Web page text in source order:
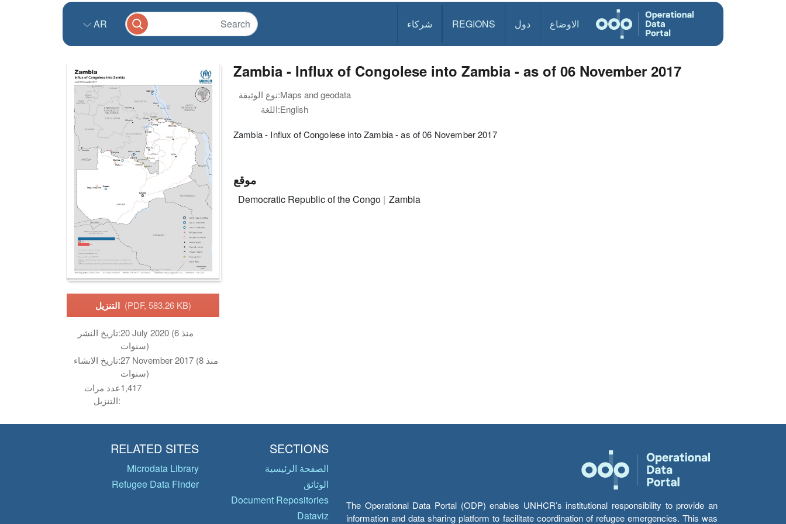
الاوضاع دول REGIONS شركاء AR
التنزيل (PDF, 583.26 KB)
تاريخ النشر:20 July 2020 (منذ 6
سنوات)
تاريخ الانشاء:27 November 2017 (منذ 8
سنوات)
عدد مرات
التنزيل:
1,417
Zambia - Influx of Congolese into Zambia - as of 06 November 2017
نوع الوثيقة:Maps and geodata
اللغة:English
Zambia - Influx of Congolese into Zambia - as of 06 November 2017
موقع
Democratic Republic of the Congo Zambia
The Operational Data Portal (ODP) enables UNHCR’s institutional responsibility to provide an
information and data sharing platform to facilitate coordination of refugee emergencies. This was
SECTIONS
الصفحة الرئيسية
الوثائق
Document Repositories
Dataviz
RELATED SITES
Microdata Library
Refugee Data Finder